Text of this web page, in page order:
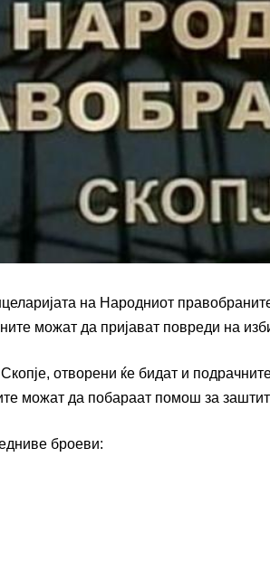
на Народниот
можат да пријават повреди на
Скопје, отворени ќе бидат и
можат да побараат помош за
броеви: